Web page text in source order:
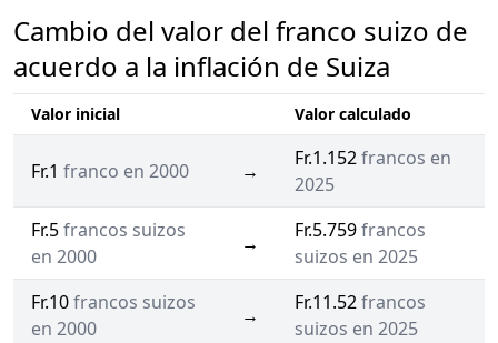
Cambio del valor del franco suizo de
acuerdo a la inflación de Suiza
Valor inicial Valor calculado
Fr.1 franco en 2000 →
Fr.1.152francos en
2025
Fr.5francos suizos
en 2000
→
Fr.5.759francos
suizos en 2025
Fr.10francos suizos
en 2000
→
Fr.11.52francos
suizos en 2025